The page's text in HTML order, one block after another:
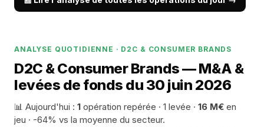
ANALYSE QUOTIDIENNE · D2C & CONSUMER BRANDS
D2C & Consumer Brands — M&A &
levées de fonds du 30 juin 2026
📊 Aujourd'hui : 1 opération repérée · 1 levée · 16 M€ en
jeu · -64% vs la moyenne du secteur.